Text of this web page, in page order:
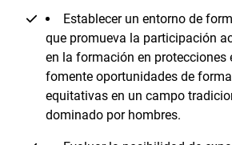
Establecer un entorno de
que promueva la participación
en la formación en protecciones
fomente oportunidades de
equitativas en un campo
dominado por hombres.